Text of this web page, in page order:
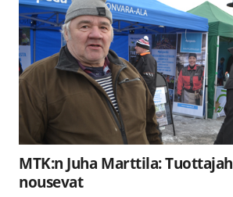
MTK:n Juha Marttila:
nousevat